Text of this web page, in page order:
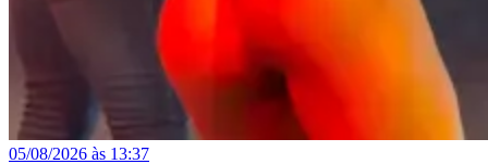
05/08/2026 às 13:37